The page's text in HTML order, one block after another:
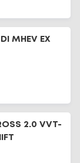
MHEV EX
2.0 VVT-